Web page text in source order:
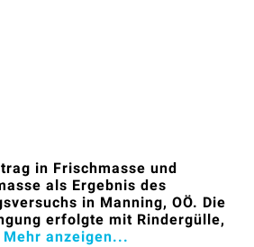
in Frischmasse und
als Ergebnis des
in Manning, OÖ. Die
erfolgte mit Rindergülle,
Mehr anzeigen...